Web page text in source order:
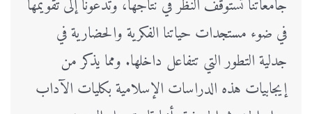
جامعاتنا تستوقف النظر في نتاجها، وتدعونا إلى تقويمها
في ضوء مستجدات حياتنا الفكرية والحضارية في
جدلية التطور التي تتفاعل داخلها. ومما يذكر من
إيجابيات هذه الدراسات الإسلامية بكليات الآداب